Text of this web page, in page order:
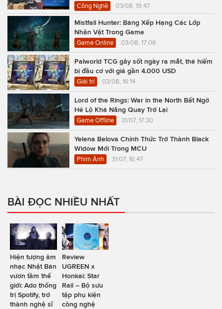
Công Nghệ 03/08, 19:47
Mistfall Hunter: Bảng Xếp Hạng Các Lớp
Nhân Vật Trong Game
Game Online 03/08, 17:06
Palworld TCG gây sốt ngày ra mắt, thẻ hiếm
bị đầu cơ với giá gần 4.000 USD
Giải trí 03/08, 16:14
Lord of the Rings: War in the North Bất Ngờ
Hé Lộ Khả Năng Quay Trở Lại
Game Offline 31/07, 17:30
Yelena Belova Chính Thức Trở Thành Black
Widow Mới Trong MCU
Phim Ảnh 31/07, 16:47
BÀI ĐỌC NHIỀU NHẤT
Hiện tượng âm
nhạc Nhật Bản
vươn tầm thế
giới: Ado thống
trị Spotify, trở
thành nghệ sĩ
Review
UGREEN x
Honkai: Star
Rail – Bộ sưu
tập phụ kiện
công nghệ